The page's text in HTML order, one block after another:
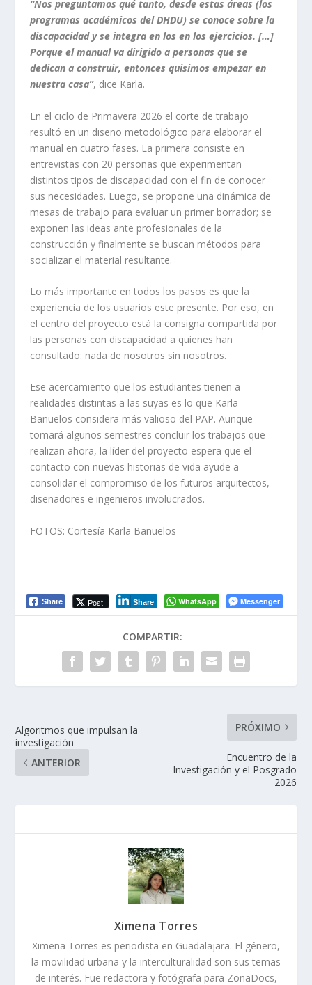
“Nos preguntamos qué tanto, desde estas áreas (los
programas académicos del DHDU) se conoce sobre la
discapacidad y se integra en los en los ejercicios. […]
Porque el manual va dirigido a personas que se
dedican a construir, entonces quisimos empezar en
nuestra casa”, dice Karla.
En el ciclo de Primavera 2026 el corte de trabajo
resultó en un diseño metodológico para elaborar el
manual en cuatro fases. La primera consiste en
entrevistas con 20 personas que experimentan
distintos tipos de discapacidad con el fin de conocer
sus necesidades. Luego, se propone una dinámica de
mesas de trabajo para evaluar un primer borrador; se
exponen las ideas ante profesionales de la
construcción y finalmente se buscan métodos para
socializar el material resultante.
Lo más importante en todos los pasos es que la
experiencia de los usuarios este presente. Por eso, en
el centro del proyecto está la consigna compartida por
las personas con discapacidad a quienes han
consultado: nada de nosotros sin nosotros.
Ese acercamiento que los estudiantes tienen a
realidades distintas a las suyas es lo que Karla
Bañuelos considera más valioso del PAP. Aunque
tomará algunos semestres concluir los trabajos que
realizan ahora, la líder del proyecto espera que el
contacto con nuevas historias de vida ayude a
consolidar el compromiso de los futuros arquitectos,
diseñadores e ingenieros involucrados.
FOTOS: Cortesía Karla Bañuelos
Share Post Share WhatsApp Messenger
COMPARTIR:
Algoritmos que impulsan la
investigación
ANTERIOR
PRÓXIMO
Encuentro de la
Investigación y el Posgrado
2026
Ximena Torres
Ximena Torres es periodista en Guadalajara. El género,
la movilidad urbana y la interculturalidad son sus temas
de interés. Fue redactora y fotógrafa para ZonaDocs,